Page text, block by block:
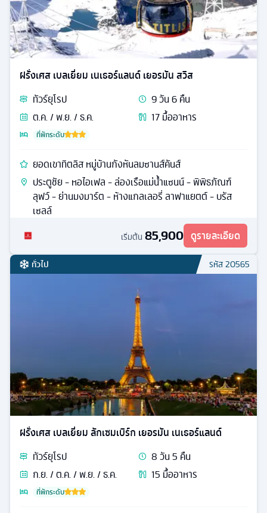
ฝรั่งเศส เบลเยี่ยม เนเธอร์แลนด์ เยอรมัน สวิส
ทัวร์ยุโรป 9วัน6คืน
ต.ค. / พ.ย. / ธ.ค.
17มื้ออาหาร
ที่พักระดับ
ยอดเขาทิตลิส หมู่บ้านกังหันลมซานส์คันส์
ประตูชัย - หอไอเฟล - ล่องเรือแม่น้ำแซนน์ - พิพิธภัณฑ์
ลุฟว์ - ย่านมงมาร์ต - ห้างแกลเลอรี่ ลาฟาแยตต์ - บรัส
เซลล์
เริ่มต้น 85,900 ดูรายละเอียด
ทั่วไป รหัส20565
ฝรั่งเศส เบลเยี่ยม ลักเซมเบิร์ก เยอรมัน เนเธอร์แลนด์
ทัวร์ยุโรป 8วัน5 คืน
ก.ย. / ต.ค. / พ.ย. / ธ.ค.
15 มื้ออาหาร
ที่พักระดับ